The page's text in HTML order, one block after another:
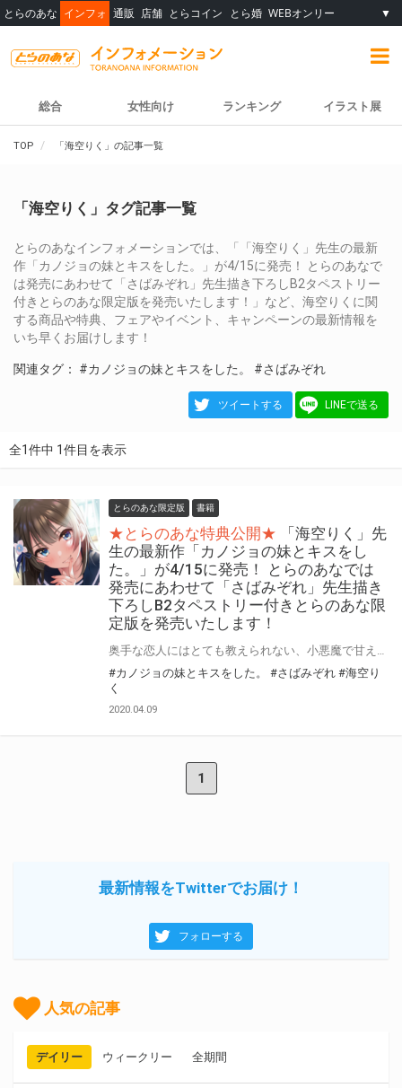
とらのあな インフォ 通販 店舗 とらコイン とら婚 WEBオンリー ▼
総合 女性向け ランキング イラスト展
TOP 「海空りく」の記事一覧
「海空りく」タグ記事一覧
とらのあなインフォメーションでは、「「海空りく」先生の最新
作「カノジョの妹とキスをした。」が4/15に発売！ とらのあなで
は発売にあわせて「さばみぞれ」先生描き下ろしB2タペストリー
付きとらのあな限定版を発売いたします！」など、海空りくに関
する商品や特典、フェアやイベント、キャンペーンの最新情報を
いち早くお届けします！
関連タグ： #カノジョの妹とキスをした。 #さばみぞれ
ツイートする LINEで送る
全1件中 1件目を表示
とらのあな限定版 書籍
★とらのあな特典公開★
「海空りく」先
生の最新作「カノジョの妹とキスをし
た。」が4/15に発売！ とらのあなでは
発売にあわせて「さばみぞれ」先生描き
下ろしB2タペストリー付きとらのあな限
定版を発売いたします！
#カノジョの妹とキスをした。
#さばみぞれ #海空り
く
2020.04.09
1
最新情報をTwitterでお届け！
フォローする
人気の記事
デイリー ウィークリー 全期間